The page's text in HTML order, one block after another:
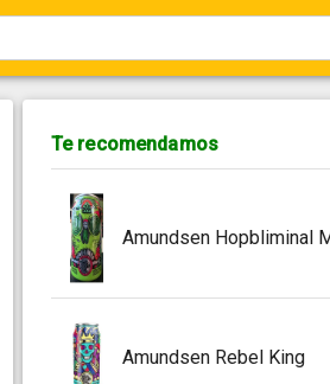
Te recomendamos
Amundsen Hopbliminal
Amundsen Rebel King